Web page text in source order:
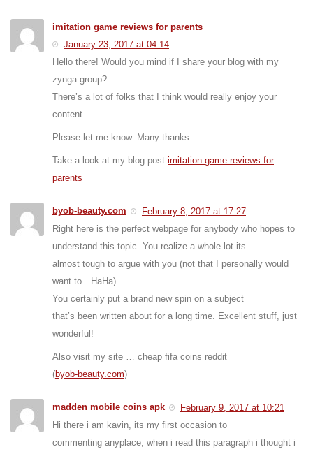
imitation game reviews for parents
January 23, 2017 at 04:14
Hello there! Would you mind if I share your blog with my
zynga group?
There’s a lot of folks that I think would really enjoy your
content.
Please let me know. Many thanks
Take a look at my blog post imitation game reviews for
parents
byob-beauty.com
February 8, 2017 at 17:27
Right here is the perfect webpage for anybody who hopes to
understand this topic. You realize a whole lot its
almost tough to argue with you (not that I personally would
want to…HaHa).
You certainly put a brand new spin on a subject
that’s been written about for a long time. Excellent stuff, just
wonderful!
Also visit my site … cheap fifa coins reddit
(byob-beauty.com)
madden mobile coins apk
February 9, 2017 at 10:21
Hi there i am kavin, its my first occasion to
commenting anyplace, when i read this paragraph i thought i